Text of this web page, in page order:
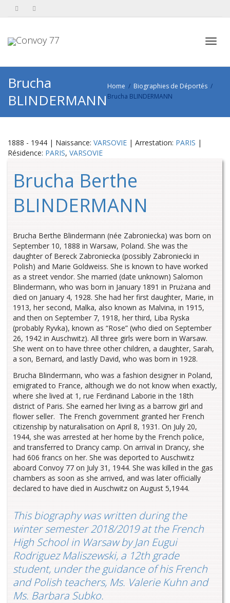
Brucha
BLINDERMANN
Home
Biographies de Déportés
Brucha BLINDERMANN
1888 - 1944 | Naissance: VARSOVIE | Arrestation: PARIS |
Résidence: PARIS, VARSOVIE
Brucha Berthe
BLINDERMANN
Brucha Berthe Blindermann (née Zabroniecka) was born on
September 10, 1888 in Warsaw, Poland. She was the
daughter of Bereck Zabroniecka (possibly Zabroniecki in
Polish) and Marie Goldweiss. She is known to have worked
as a street vendor. She married (date unknown) Salomon
Blindermann, who was born in January 1891 in Prużana and
died on January 4, 1928. She had her first daughter, Marie, in
1913, her second, Malka, also known as Malvina, in 1915,
and then on September 7, 1918, her third, Liba Ryska
(probably Ryvka), known as “Rose” (who died on September
26, 1942 in Auschwitz). All three girls were born in Warsaw.
She went on to have three other children, a daughter, Sarah,
a son, Bernard, and lastly David, who was born in 1928.
Brucha Blindermann, who was a fashion designer in Poland,
emigrated to France, although we do not know when exactly,
where she lived at 1, rue Ferdinand Laborie in the 18th
district of Paris. She earned her living as a barrow girl and
flower seller. The French government granted her French
citizenship by naturalisation on April 8, 1931. On July 20,
1944, she was arrested at her home by the French police,
and transferred to Drancy camp. On arrival in Drancy, she
had 606 francs on her. She was deported to Auschwitz
aboard Convoy 77 on July 31, 1944. She was killed in the gas
chambers as soon as she arrived, and was later officially
declared to have died in Auschwitz on August 5,1944.
This biography was written during the
winter semester 2018/2019 at the French
High School in Warsaw by Jan Eugui
Rodriguez Maliszewski, a 12th grade
student, under the guidance of his French
and Polish teachers, Ms. Valerie Kuhn and
Ms. Barbara Subko.